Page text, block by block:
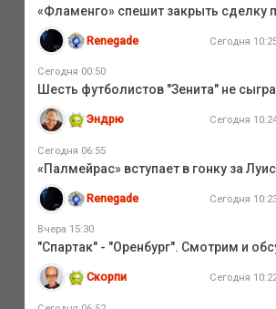
«Фламенго» спешит закрыть сделку
Renegade Сегодня
Сегодня 00:50
Шесть футболистов "Зенита" не
Эндрю Сегодня
Сегодня 06:55
«Палмейрас» вступает в гонку за
Renegade Сегодня
Вчера 15:30
"Спартак" - "Оренбург". Смотрим и
Скорпи Сегодня